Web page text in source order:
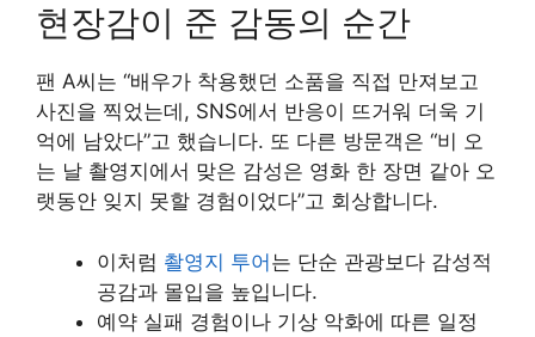
현장감이 준 감동의 순간
팬 A씨는 “배우가 착용했던 소품을 직접 만져보고
사진을 찍었는데, SNS에서 반응이 뜨거워 더욱 기
억에 남았다”고 했습니다. 또 다른 방문객은 “비 오
는 날 촬영지에서 맞은 감성은 영화 한 장면 같아 오
랫동안 잊지 못할 경험이었다”고 회상합니다.
이처럼 촬영지 투어는 단순 관광보다 감성적
공감과 몰입을 높입니다.
예약 실패 경험이나 기상 악화에 따른 일정